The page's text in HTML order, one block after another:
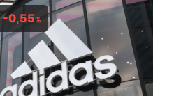
-0,55%